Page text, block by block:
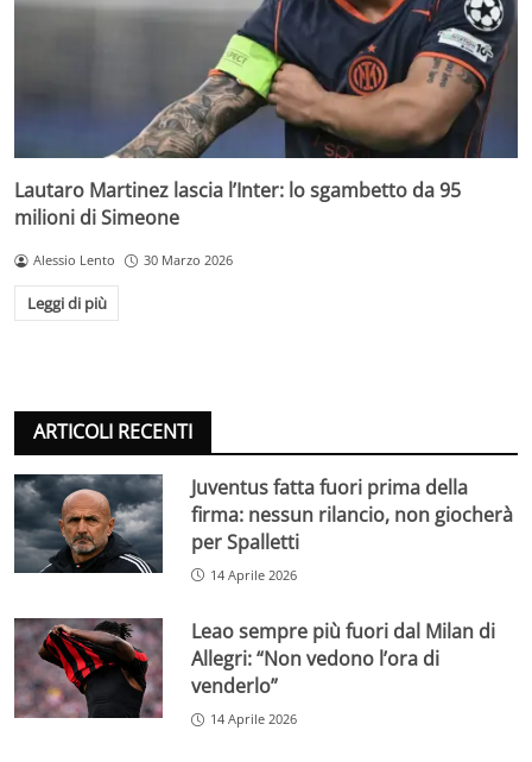
Lautaro Martinez lascia l’Inter: lo sgambetto da 95
milioni di Simeone
Alessio Lento 30 Marzo 2026
Leggi di più
ARTICOLI RECENTI
Juventus fatta fuori prima della
firma: nessun rilancio, non giocherà
per Spalletti
14 Aprile 2026
Leao sempre più fuori dal Milan di
Allegri: “Non vedono l’ora di
venderlo”
14 Aprile 2026